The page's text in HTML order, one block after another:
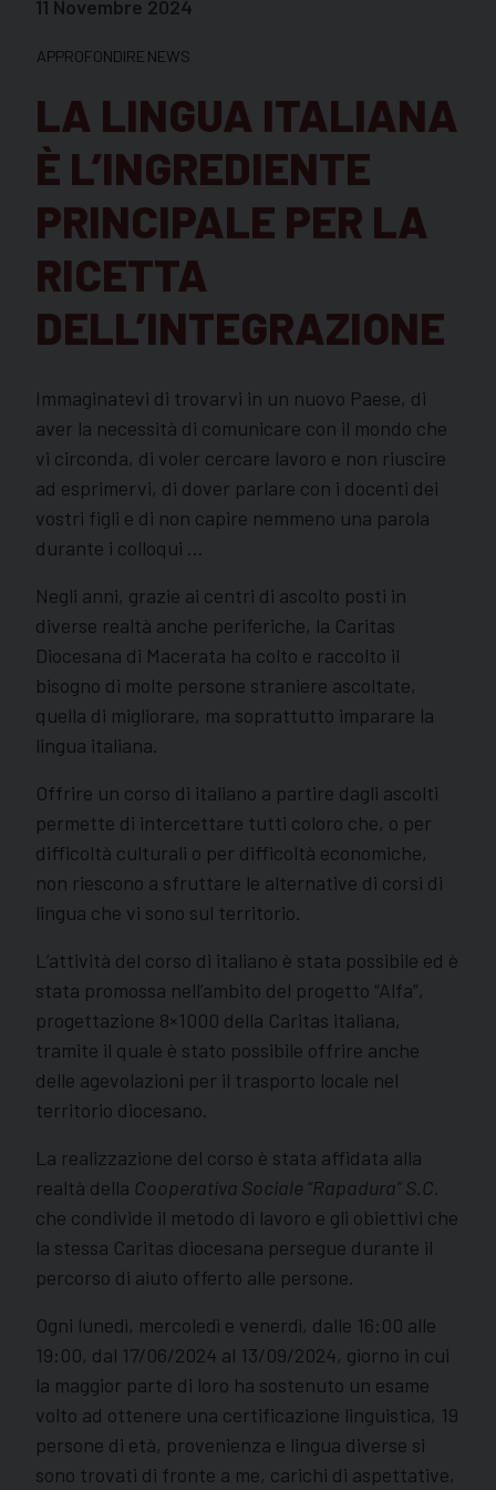
11 Novembre 2024
APPROFONDIRE NEWS
LA LINGUA ITALIANA
È L’INGREDIENTE
PRINCIPALE PER LA
RICETTA
DELL’INTEGRAZIONE
Immaginatevi di trovarvi in un nuovo Paese, di
aver la necessità di comunicare con il mondo che
vi circonda, di voler cercare lavoro e non riuscire
ad esprimervi, di dover parlare con i docenti dei
vostri figli e di non capire nemmeno una parola
durante i colloqui …
Negli anni, grazie ai centri di ascolto posti in
diverse realtà anche periferiche, la Caritas
Diocesana di Macerata ha colto e raccolto il
bisogno di molte persone straniere ascoltate,
quella di migliorare, ma soprattutto imparare la
lingua italiana.
Offrire un corso di italiano a partire dagli ascolti
permette di intercettare tutti coloro che, o per
difficoltà culturali o per difficoltà economiche,
non riescono a sfruttare le alternative di corsi di
lingua che vi sono sul territorio.
L’attività del corso di italiano è stata possibile ed è
stata promossa nell’ambito del progetto “Alfa”,
progettazione 8×1000 della Caritas italiana,
tramite il quale è stato possibile offrire anche
delle agevolazioni per il trasporto locale nel
territorio diocesano.
La realizzazione del corso è stata affidata alla
realtà della Cooperativa Sociale “Rapadura” S.C.
che condivide il metodo di lavoro e gli obiettivi che
la stessa Caritas diocesana persegue durante il
percorso di aiuto offerto alle persone.
Ogni lunedì, mercoledì e venerdì, dalle 16:00 alle
19:00, dal 17/06/2024 al 13/09/2024, giorno in cui
la maggior parte di loro ha sostenuto un esame
volto ad ottenere una certificazione linguistica, 19
persone di età, provenienza e lingua diverse si
sono trovati di fronte a me, carichi di aspettative,